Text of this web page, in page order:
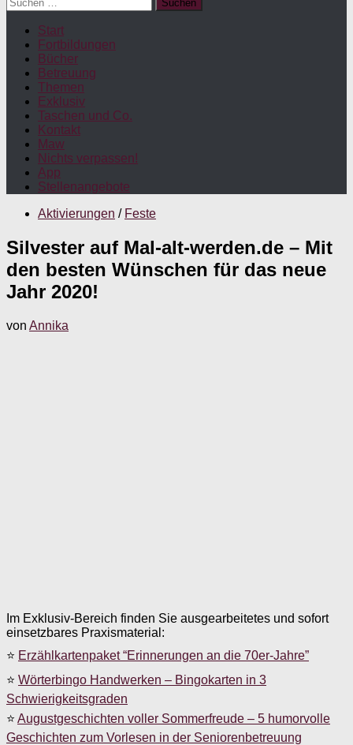
nach:
Start
Fortbildungen
Bücher
Betreuung
Themen
Exklusiv
Taschen und Co.
Kontakt
Maw
Nichts verpassen!
App
Stellenangebote
Aktivierungen / Feste
Silvester auf Mal-alt-werden.de – Mit
den besten Wünschen für das neue
Jahr 2020!
von Annika
Im Exklusiv-Bereich finden Sie ausgearbeitetes und sofort
einsetzbares Praxismaterial:
⭐ Erzählkartenpaket “Erinnerungen an die 70er-Jahre”
⭐ Wörterbingo Handwerken – Bingokarten in 3
Schwierigkeitsgraden
⭐ Augustgeschichten voller Sommerfreude – 5 humorvolle
Geschichten zum Vorlesen in der Seniorenbetreuung